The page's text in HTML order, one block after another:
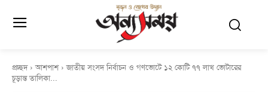
প্রচ্ছদ আশপাশ
জাতীয় সংসদ নির্বাচন ও গণভোটে ১২ কোটি ৭৭ লাখ ভোটারের
চূড়ান্ত তালিকা...